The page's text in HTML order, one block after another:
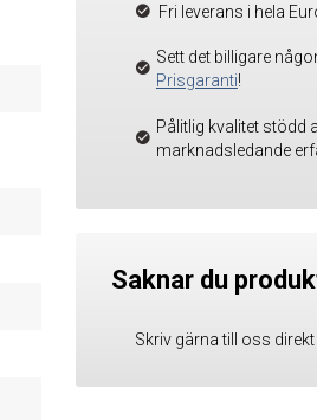
Fri leverans i hela
Sett det billigare
Prisgaranti!
Pålitlig kvalitet stödd
marknadsledande
Saknar du
Skriv gärna till oss direkt